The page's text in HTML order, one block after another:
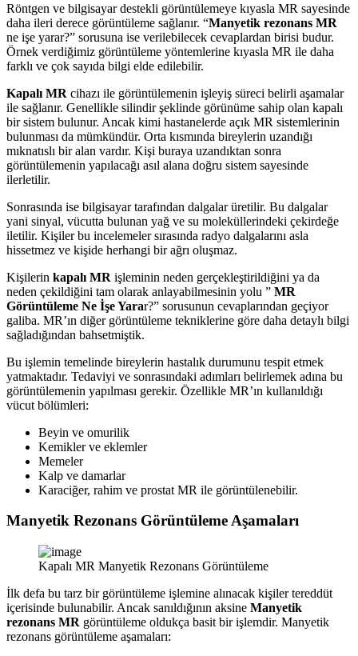
Röntgen ve bilgisayar destekli görüntülemeye kıyasla MR sayesinde
daha ileri derece görüntüleme sağlanır. “Manyetik rezonans MR
ne işe yarar?” sorusuna ise verilebilecek cevaplardan birisi budur.
Örnek verdiğimiz görüntüleme yöntemlerine kıyasla MR ile daha
farklı ve çok sayıda bilgi elde edilebilir.
Kapalı MR cihazı ile görüntülemenin işleyiş süreci belirli aşamalar
ile sağlanır. Genellikle silindir şeklinde görünüme sahip olan kapalı
bir sistem bulunur. Ancak kimi hastanelerde açık MR sistemlerinin
bulunması da mümkündür. Orta kısmında bireylerin uzandığı
mıknatıslı bir alan vardır. Kişi buraya uzandıktan sonra
görüntülemenin yapılacağı asıl alana doğru sistem sayesinde
ilerletilir.
Sonrasında ise bilgisayar tarafından dalgalar üretilir. Bu dalgalar
yani sinyal, vücutta bulunan yağ ve su moleküllerindeki çekirdeğe
iletilir. Kişiler bu incelemeler sırasında radyo dalgalarını asla
hissetmez ve kişide herhangi bir ağrı oluşmaz.
Kişilerin kapalı MR işleminin neden gerçekleştirildiğini ya da
neden çekildiğini tam olarak anlayabilmesinin yolu ” MR
Görüntüleme Ne İşe Yarar?” sorusunun cevaplarından geçiyor
galiba. MR’ın diğer görüntüleme tekniklerine göre daha detaylı bilgi
sağladığından bahsetmiştik.
Bu işlemin temelinde bireylerin hastalık durumunu tespit etmek
yatmaktadır. Tedaviyi ve sonrasındaki adımları belirlemek adına bu
görüntülemenin yapılması gerekir. Özellikle MR’ın kullanıldığı
vücut bölümleri:
Beyin ve omurilik
Kemikler ve eklemler
Memeler
Kalp ve damarlar
Karaciğer, rahim ve prostat MR ile görüntülenebilir.
Manyetik Rezonans Görüntüleme Aşamaları
Kapalı MR Manyetik Rezonans Görüntüleme
İlk defa bu tarz bir görüntüleme işlemine alınacak kişiler tereddüt
içerisinde bulunabilir. Ancak sanıldığının aksine Manyetik
rezonans MR görüntüleme oldukça basit bir işlemdir. Manyetik
rezonans görüntüleme aşamaları: